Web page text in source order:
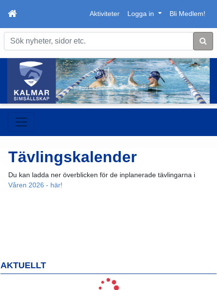
Aktiviteter Logga in Bli Medlem!
Sök
AKTUELLT
Tävlingskalender
Du kan ladda ner överblicken för de inplanerade tävlingarna i
Våren 2026 - här!